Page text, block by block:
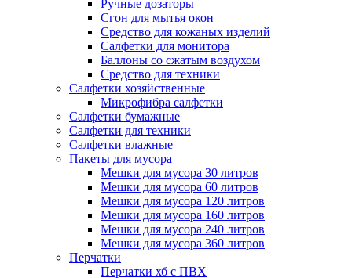
Ручные дозаторы
Сгон для мытья окон
Средство для кожаных изделий
Салфетки для монитора
Баллоны со сжатым воздухом
Средство для техники
Салфетки хозяйственные
Микрофибра салфетки
Салфетки бумажные
Салфетки для техники
Салфетки влажные
Пакеты для мусора
Мешки для мусора 30 литров
Мешки для мусора 60 литров
Мешки для мусора 120 литров
Мешки для мусора 160 литров
Мешки для мусора 240 литров
Мешки для мусора 360 литров
Перчатки
Перчатки хб с ПВХ